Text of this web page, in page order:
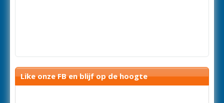
Like onze FB en blijf op de hoogte